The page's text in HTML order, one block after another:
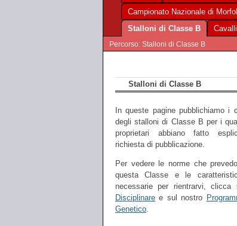
Campionato Nazionale di
Stalloni di Classe B
Percorso: Stalloni di Classe B
Stalloni di Classe B
In queste pagine pubblichiamo i
degli stalloni di Classe B per i
proprietari abbiano fatto
richiesta di pubblicazione.
Per vedere le norme che
questa Classe e le
necessarie per rientrarvi, clicca
Disciplinare e sul nostro
Genetico.